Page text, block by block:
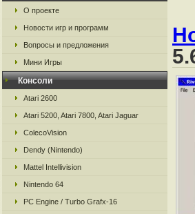
О проекте
Новости игр и программ
Вопросы и предложения
Мини Игры
Консоли
Atari 2600
Atari 5200, Atari 7800, Atari Jaguar
ColecoVision
Dendy (Nintendo)
Mattel Intellivision
Nintendo 64
PC Engine / Turbo Grafx-16